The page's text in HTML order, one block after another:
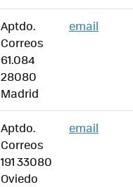
Aptdo.
Correos
61.084
28080
Madrid
email
Aptdo.
Correos
191 33080
Oviedo
email